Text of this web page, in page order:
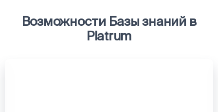
Возможности Базы знаний в
Platrum